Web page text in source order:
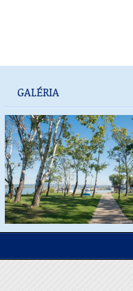
GALÉRIA